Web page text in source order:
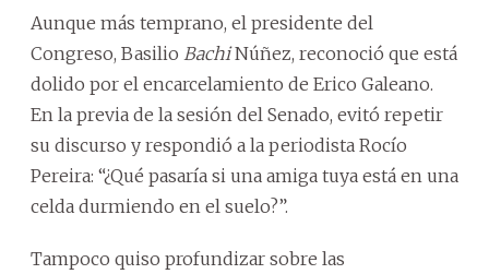
Aunque más temprano, el presidente del
Congreso, Basilio BachiNúñez, reconoció que está
dolido por el encarcelamiento de Erico Galeano.
En la previa de la sesión del Senado, evitó repetir
su discurso y respondió a la periodista Rocío
Pereira: “¿Qué pasaría si una amiga tuya está en una
celda durmiendo en el suelo?”.
Tampoco quiso profundizar sobre las